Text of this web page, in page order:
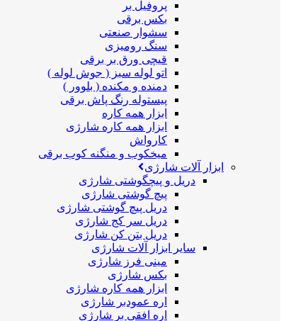
پروفیل بر
بکس برقی
سشوار صنعتی
سنگ رومیزی
قیچی ورق بر برقی
اتو لوله سبز ( جوش لوله )
دمنده و مکنده ( بلوور )
پیستوله رنگ پاش برقی
ابزار همه کاره
ابزار همه کاره شارژی
کارواش
میخکوب و منگنه کوب برقی
ابزار آلات شارژی
دریل و پیچگوشتی شارژی
پیچ گوشتی شارژی
دریل پیچ گوشتی شارژی
دریل سر کج شارژی
دریل بتن کن شارژی
سایر ابزار آلات شارژی
مینی فرز شارژی
بکس شارژی
ابزار همه کاره شارژی
اره عمودبر شارژی
اره افقی بر شارژی